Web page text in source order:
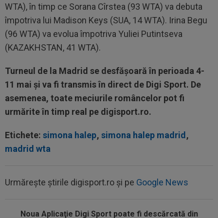
WTA), în timp ce Sorana Cîrstea (93 WTA) va debuta
împotriva lui Madison Keys (SUA, 14 WTA). Irina Begu
(96 WTA) va evolua împotriva Yuliei Putintseva
(KAZAKHSTAN, 41 WTA).
Turneul de la Madrid se desfășoară în perioada 4-
11 mai și va fi transmis în direct de Digi Sport. De
asemenea, toate meciurile româncelor pot fi
urmărite în timp real pe digisport.ro.
Etichete: simona halep, simona halep madrid,
madrid wta
Urmărește știrile digisport.ro și pe Google News
Noua Aplicaţie Digi Sport poate fi descărcată din